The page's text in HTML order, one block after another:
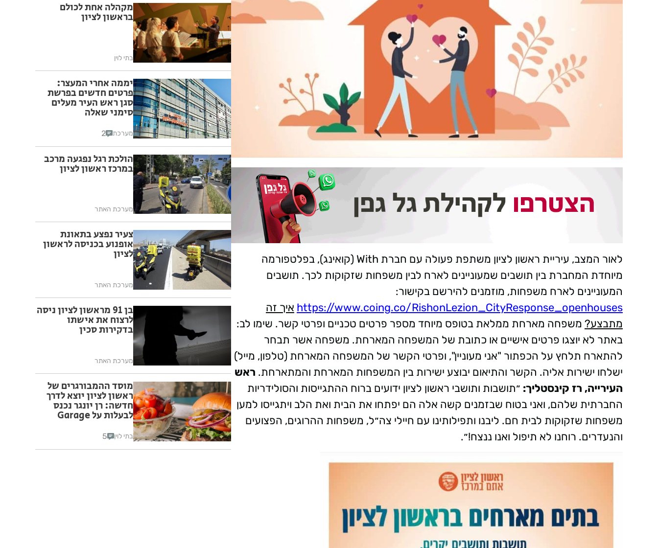
לאור המצב, עיריית ראשון לציון משתפת פעולה עם חברת With (קואינג), בפלטפורמה
מיוחדת המחברת בין תושבים שמעוניינים לארח לבין משפחות שזקוקות לכך. תושבים
המעוניינים לארח משפחות, מוזמנים להירשם בקישור:
https://www.coing.co/RishonLezion_CityResponse_openhouses איך זה
מתבצע? משפחה מארחת ממלאת בטופס מיוחד מספר פרטים טכניים ופרטי קשר. שימו לב:
באתר לא יוצגו פרטים אישיים או כתובת של המשפחה המארחת. משפחה אשר תבחר
להתארח תלחץ על הכפתור "אני מעוניין", ופרטי הקשר של המשפחה המארחת (טלפון, מייל)
ישלחו ישירות אליה. הקשר והתיאום יבוצע ישירות בין המשפחות המארחת והמתארחת. ראש
העירייה, רז קינסטליך: ״תושבות ותושבי ראשון לציון ידועים ברוח ההתגייסות והסולידריות
החברתית שלהם, ואני בטוח שבזמנים קשה אלה הם יפתחו את הבית ואת הלב ויתגייסו למען
משפחות שזקוקות לבית חם. ליבנו ותפילותינו עם חיילי צה״ל, משפחות ההרוגים, הפצועים
והנעדרים. רוחנו לא תיפול ואנו ננצח!״.
מקהלה אחת לכולם
בראשון לציון
בתי לוין
יממה אחרי המעצר:
פרטים חדשים בפרשת
סגן ראש העיר מעלים
סימני שאלה
מערכת 2
הולכת רגל נפגעה מרכב
במרכז ראשון לציון
מערכת האתר
צעיר נפצע בתאונת
אופנוע בכניסה לראשון
לציון
מערכת האתר
בן 91 מראשון לציון ניסה
לרצוח את אישתו
בדקירות סכין
מערכת האתר
מוסד ההמבורגרים של
ראשון לציון יוצא לדרך
חדשה: רן יונגר נכנס
לבעלות על Garage
בתי לוין 5